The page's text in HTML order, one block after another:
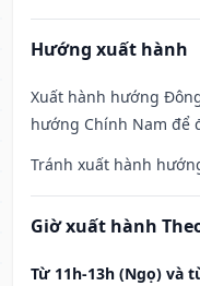
Hướng xuất hành
Xuất hành hướng
hướng Chính Nam để
Tránh xuất hành
Giờ xuất hành
Từ 11h-13h (Ngọ) và